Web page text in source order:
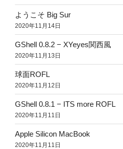
ようこそ Big Sur
2020年11月14日
GShell 0.8.2 − XYeyes関西風
2020年11月13日
球面ROFL
2020年11月12日
GShell 0.8.1 − ITS more ROFL
2020年11月11日
Apple Silicon MacBook
2020年11月11日